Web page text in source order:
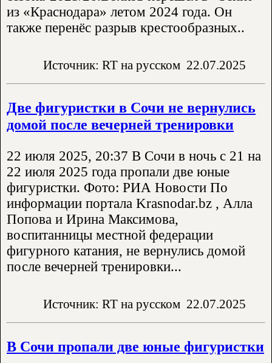
из «Краснодара» летом 2024 года. Он
также перенёс разрыв крестообразных..
Источник: RT на русском 22.07.2025
Две фигуристки в Сочи не вернулись
домой после вечерней тренировки
22 июля 2025, 20:37 В Сочи в ночь с 21 на
22 июля 2025 года пропали две юные
фигуристки. Фото: РИА Новости По
информации портала Krasnodar.bz , Алла
Попова и Ирина Максимова,
воспитанницы местной федерации
фигурного катания, не вернулись домой
после вечерней тренировки...
Источник: RT на русском 22.07.2025
В Сочи пропали две юные фигуристки